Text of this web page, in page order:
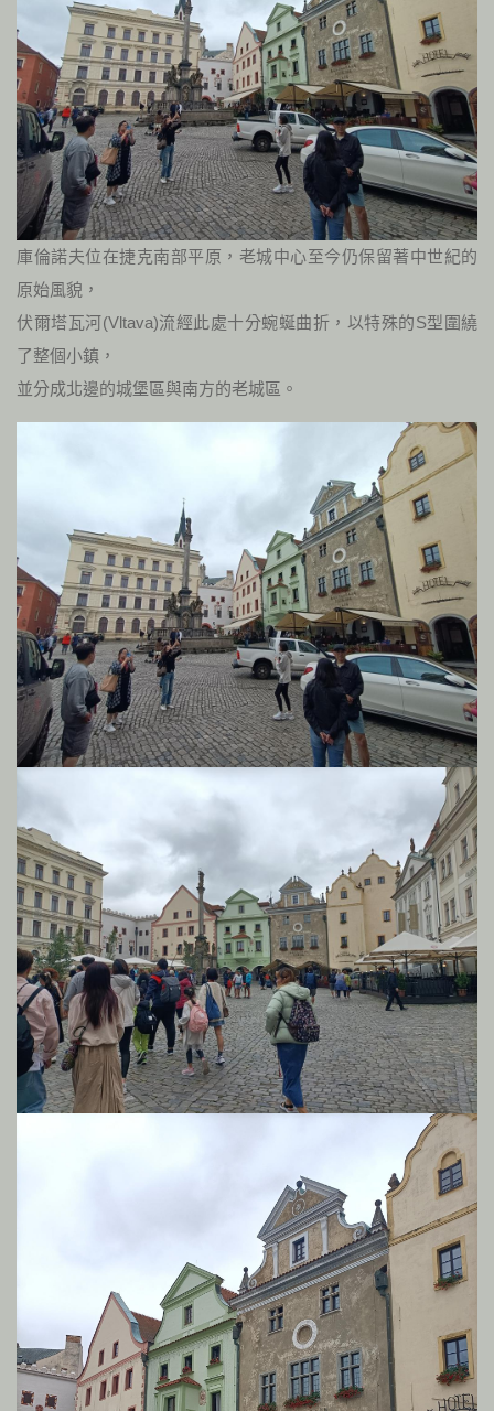
庫倫諾夫位在捷克南部平原，老城中心至今仍保留著中世紀的
原始風貌，
伏爾塔瓦河(Vltava)流經此處十分蜿蜒曲折，以特殊的S型圍繞
了整個小鎮，
並分成北邊的城堡區與南方的老城區。